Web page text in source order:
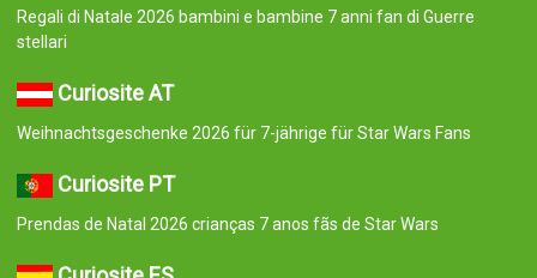
Regali di Natale 2026 bambini e bambine 7 anni fan di Guerre
stellari
Curiosite AT
Weihnachtsgeschenke 2026 für 7-jährige für Star Wars Fans
Curiosite PT
Prendas de Natal 2026 crianças 7 anos fãs de Star Wars